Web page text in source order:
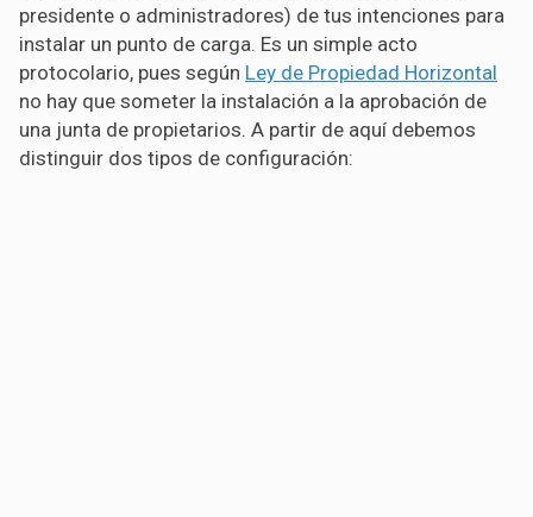
presidente o administradores) de tus intenciones para
instalar un punto de carga. Es un simple acto
protocolario, pues según Ley de Propiedad Horizontal
no hay que someter la instalación a la aprobación de
una junta de propietarios. A partir de aquí debemos
distinguir dos tipos de configuración: